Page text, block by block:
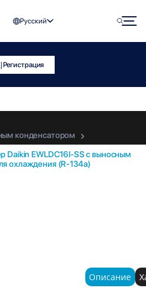
Русский
|Регистрация
конденсатором
Daikin EWLDC16I-SS с выносным
охлаждения (R-134a)
Описание